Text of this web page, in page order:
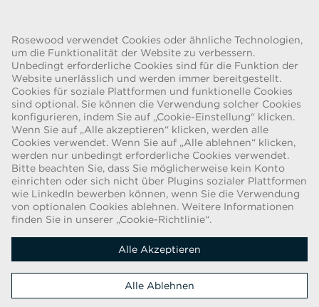
Rosewood verwendet Cookies oder ähnliche Technologien,
um die Funktionalität der Website zu verbessern.
Unbedingt erforderliche Cookies sind für die Funktion der
Website unerlässlich und werden immer bereitgestellt.
Cookies für soziale Plattformen und funktionelle Cookies
sind optional. Sie können die Verwendung solcher Cookies
konfigurieren, indem Sie auf „Cookie-Einstellung“ klicken.
Wenn Sie auf „Alle akzeptieren“ klicken, werden alle
Cookies verwendet. Wenn Sie auf „Alle ablehnen“ klicken,
werden nur unbedingt erforderliche Cookies verwendet.
Bitte beachten Sie, dass Sie möglicherweise kein Konto
einrichten oder sich nicht über Plugins sozialer Plattformen
wie LinkedIn bewerben können, wenn Sie die Verwendung
von optionalen Cookies ablehnen. Weitere Informationen
finden Sie in unserer „Cookie-Richtlinie“.
Alle Akzeptieren
Alle Ablehnen
Zurück
BETRUGSWARNUNG
Wir wurden auf eine aktuelle Betrugsmasche aufmerksam gemacht,
bei der Personen, die sich als Recruiter/Recruiterin ausgeben,
Arbeitsverträge für die Rosewood Hotel Group anbieten. Diese
Anfragen erfolgen durch Personen, die webbasierte E-Mail-Konten
mit dem Namen „Rosewood“ verwenden. Die Personen werden
gebeten, Kopien ihres Personalausweises vorzulegen und Geld zu
überweisen, um den Einstellungsprozess abzuschließen. Diese
Angebote sind betrügerisch. Die Rosewood Hotel Group bittet
Bewerber/Bewerberinnen nicht um irgendeine Form der Bezahlung.
Copyright © 2026
Datenschutzerklärung Für Bewerber